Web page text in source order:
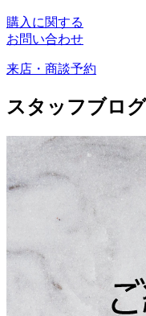
購入に関する
お問い合わせ
来店・商談予約
スタッフブログ